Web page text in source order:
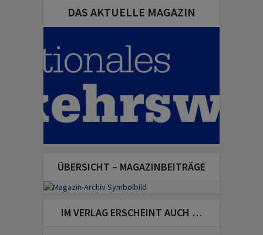
DAS AKTUELLE MAGAZIN
ÜBERSICHT – MAGAZINBEITRÄGE
IM VERLAG ERSCHEINT AUCH …